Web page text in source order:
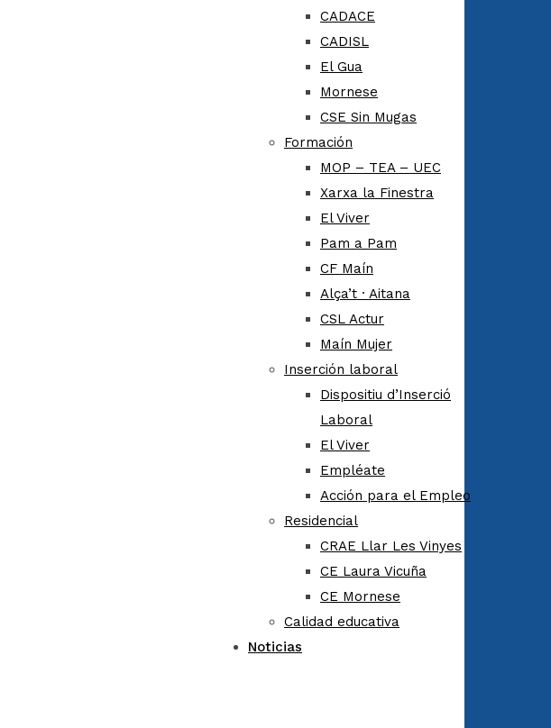
CADACE
CADISL
El Gua
Mornese
CSE Sin Mugas
Formación
MOP – TEA – UEC
Xarxa la Finestra
El Viver
Pam a Pam
CF Maín
Alça’t · Aitana
CSL Actur
Maín Mujer
Inserción laboral
Dispositiu d’Inserció
Laboral
El Viver
Empléate
Acción para el Empleo
Residencial
CRAE Llar Les Vinyes
CE Laura Vicuña
CE Mornese
Calidad educativa
Noticias